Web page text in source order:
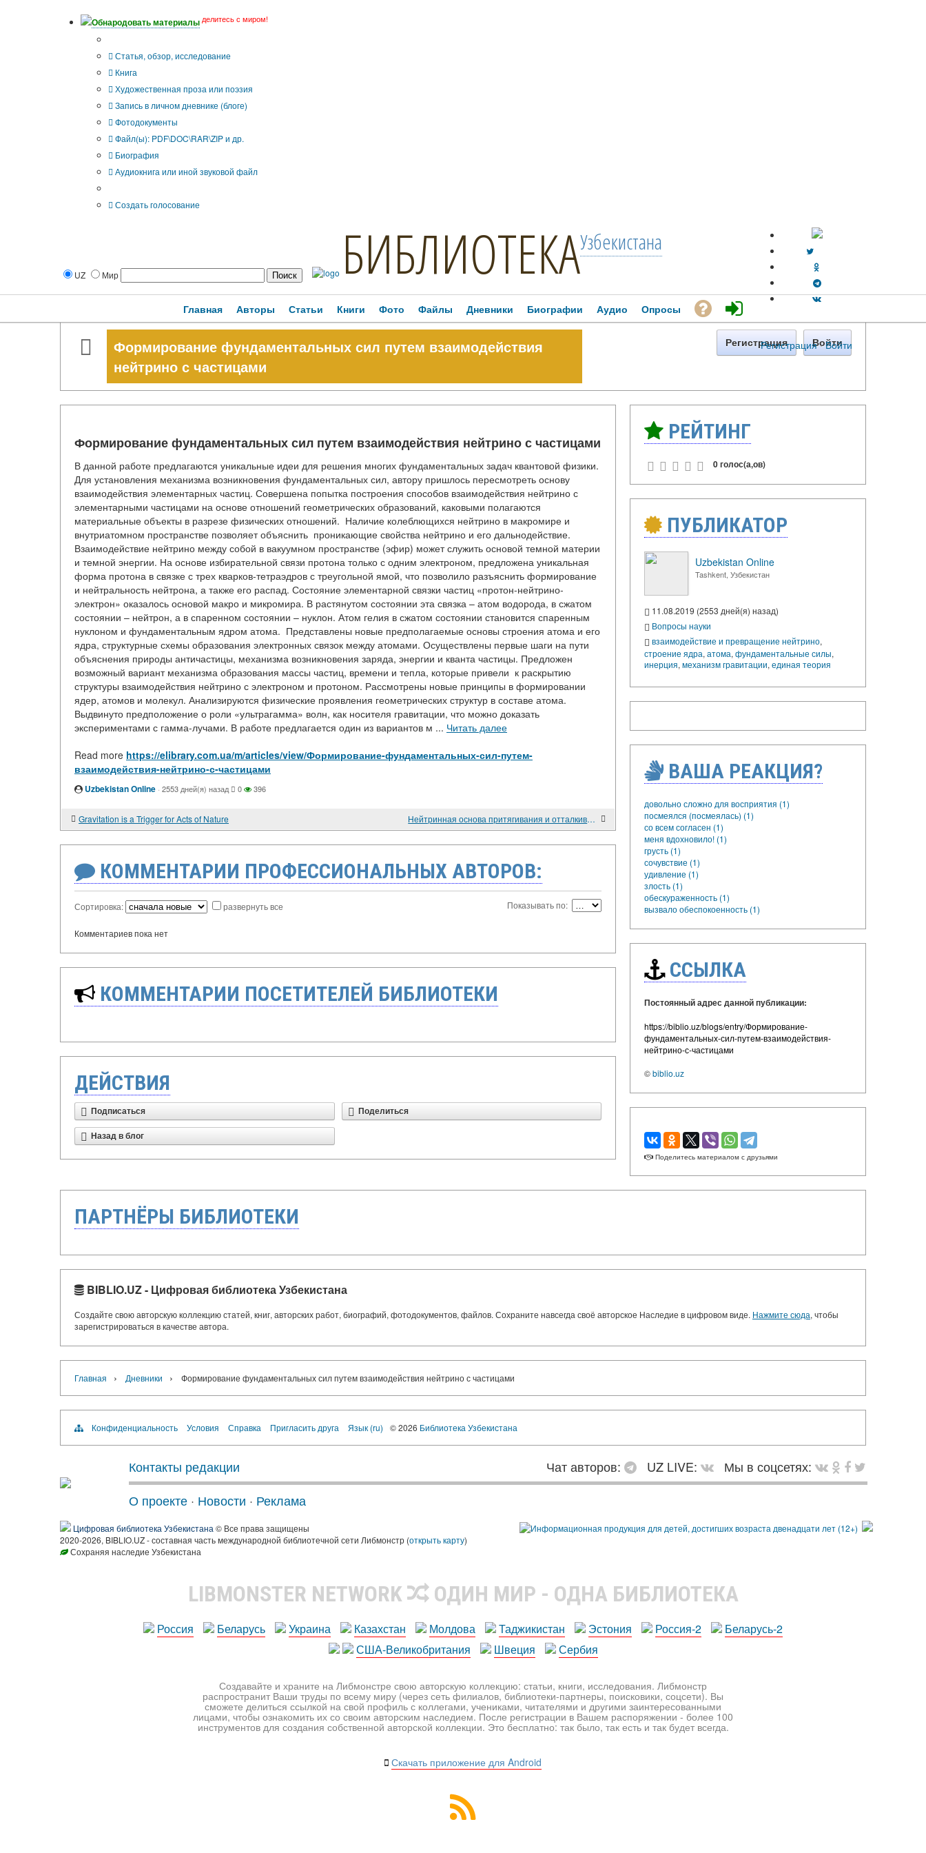
Обнародовать материалы делитесь с миром!
Статья, обзор, исследование
Книга
Художественная проза или поэзия
Запись в личном дневнике (блоге)
Фотодокументы
Файл(ы): PDF\DOC\RAR\ZIP и др.
Биография
Аудиокнига или иной звуковой файл
Создать голосование
UZ Мир БИБЛИОТЕКАУзбекистана
Регистрация · Войти
Главная Авторы Статьи Книги Фото Файлы Дневники Биографии Аудио Опросы
Формирование фундаментальных сил путем взаимодействия
нейтрино с частицами
Регистрация Войти
Формирование фундаментальных сил путем взаимодействия нейтрино с частицами
В данной работе предлагаются уникальные идеи для решения многих фундаментальных задач квантовой физики.
Для установления механизма возникновения фундаментальных сил, автору пришлось пересмотреть основу
взаимодействия элементарных частиц. Совершена попытка построения способов взаимодействия нейтрино с
элементарными частицами на основе отношений геометрических образований, каковыми полагаются
материальные объекты в разрезе физических отношений. Наличие колеблющихся нейтрино в макромире и
внутриатомном пространстве позволяет объяснить проникающие свойства нейтрино и его дальнодействие.
Взаимодействие нейтрино между собой в вакуумном пространстве (эфир) может служить основой темной материи
и темной энергии. На основе избирательной связи протона только с одним электроном, предложена уникальная
форма протона в связке с трех кварков-тетраэдров с треугольной ямой, что позволило разъяснить формирование
и нейтральность нейтрона, а также его распад. Состояние элементарной связки частиц «протон-нейтрино-
электрон» оказалось основой макро и микромира. В растянутом состоянии эта связка – атом водорода, в сжатом
состоянии – нейтрон, а в спаренном состоянии – нуклон. Атом гелия в сжатом состоянии становится спаренным
нуклоном и фундаментальным ядром атома. Представлены новые предполагаемые основы строения атома и его
ядра, структурные схемы образования электронных связок между атомами. Осуществлены первые шаги на пути
объяснения природы античастицы, механизма возникновения заряда, энергии и кванта частицы. Предложен
возможный вариант механизма образования массы частиц, времени и тепла, которые привели к раскрытию
структуры взаимодействия нейтрино с электроном и протоном. Рассмотрены новые принципы в формировании
ядер, атомов и молекул. Анализируются физические проявления геометрических структур в составе атома.
Выдвинуто предположение о роли «ультрагамма» волн, как носителя гравитации, что можно доказать
экспериментами с гамма-лучами. В работе предлагается один из вариантов м ... Читать далее
Read more https://elibrary.com.ua/m/articles/view/Формирование-фундаментальных-сил-путем-
взаимодействия-нейтрино-с-частицами
Uzbekistan Online · 2553 дней(я) назад 0 396
Gravitation is a Trigger for Acts of Nature Нейтринная основа притягивания и отталкивания магнитов
КОММЕНТАРИИ ПРОФЕССИОНАЛЬНЫХ АВТОРОВ:
Сортировка: развернуть все Показывать по:
Комментариев пока нет
КОММЕНТАРИИ ПОСЕТИТЕЛЕЙ БИБЛИОТЕКИ
ДЕЙСТВИЯ
Подписаться Поделиться
Назад в блог
РЕЙТИНГ
0 голос(а,ов)
ПУБЛИКАТОР
Uzbekistan Online
Tashkent, Узбекистан
11.08.2019 (2553 дней(я) назад)
Вопросы науки
взаимодействие и превращение нейтрино,
строение ядра, атома, фундаментальные силы,
инерция, механизм гравитации, единая теория
ВАША РЕАКЦИЯ?
довольно сложно для восприятия (1)
посмеялся (посмеялась) (1)
со всем согласен (1)
меня вдохновило! (1)
грусть (1)
сочувствие (1)
удивление (1)
злость (1)
обескураженность (1)
вызвало обеспокоенность (1)
ССЫЛКА
Постоянный адрес данной публикации:
https://biblio.uz/blogs/entry/Формирование-
фундаментальных-сил-путем-взаимодействия-
нейтрино-с-частицами
©biblio.uz
Поделитесь материалом с друзьями
ПАРТНЁРЫ БИБЛИОТЕКИ
BIBLIO.UZ - Цифровая библиотека Узбекистана
Создайте свою авторскую коллекцию статей, книг, авторских работ, биографий, фотодокументов, файлов. Сохраните навсегда своё авторское Наследие в цифровом виде. Нажмите сюда, чтобы
зарегистрироваться в качестве автора.
Главная › Дневники › Формирование фундаментальных сил путем взаимодействия нейтрино с частицами
Конфиденциальность Условия Справка Пригласить друга Язык (ru) © 2026 Библиотека Узбекистана
Контакты редакции Чат авторов: UZ LIVE:
Мы в соцсетях:
О проекте · Новости · Реклама
Цифровая библиотека Узбекистана © Все права защищены
2020-2026, BIBLIO.UZ - составная часть международной библиотечной сети Либмонстр (открыть карту)
Сохраняя наследие Узбекистана
LIBMONSTER NETWORK ОДИН МИР - ОДНА БИБЛИОТЕКА
Россия Беларусь Украина Казахстан Молдова Таджикистан Эстония Россия-2
Беларусь-2
США-Великобритания
Швеция Сербия
Создавайте и храните на Либмонстре свою авторскую коллекцию: статьи, книги, исследования. Либмонстр
распространит Ваши труды по всему миру (через сеть филиалов, библиотеки-партнеры, поисковики, соцсети). Вы
сможете делиться ссылкой на свой профиль с коллегами, учениками, читателями и другими заинтересованными
лицами, чтобы ознакомить их со своим авторским наследием. После регистрации в Вашем распоряжении - более 100
инструментов для создания собственной авторской коллекции. Это бесплатно: так было, так есть и так будет всегда.
Скачать приложение для Android